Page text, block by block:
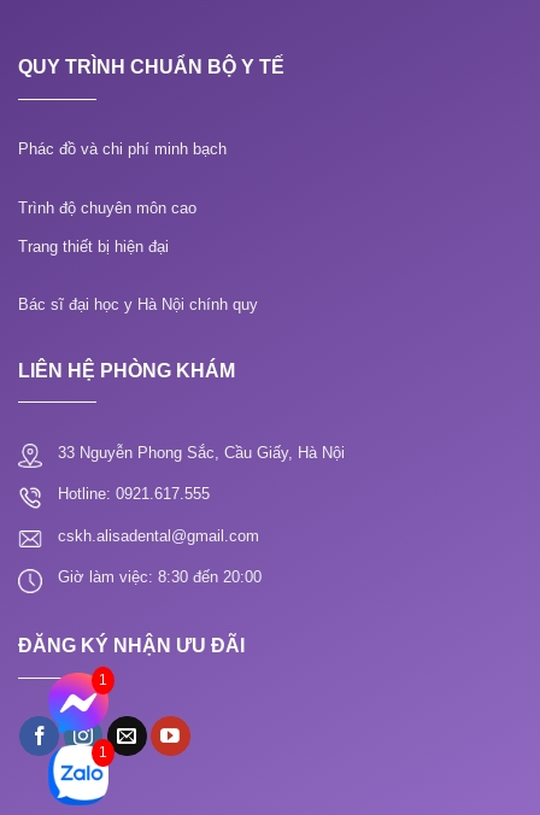
QUY TRÌNH CHUẨN BỘ Y TẾ
Phác đồ và chi phí minh bạch
Trình độ chuyên môn cao
Trang thiết bị hiện đại
Bác sĩ đại học y Hà Nội chính quy
LIÊN HỆ PHÒNG KHÁM
33 Nguyễn Phong Sắc, Cầu Giấy, Hà Nội
Hotline: 0921.617.555
cskh.alisadental@gmail.com
Giờ làm việc: 8:30 đến 20:00
ĐĂNG KÝ NHẬN ƯU ĐÃI
1
1